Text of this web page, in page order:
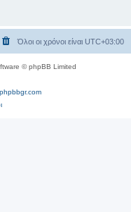
σ
Όλοι οι χρόνοι είναι UTC+03:00
© phpBB Limited
phpbbgr.com